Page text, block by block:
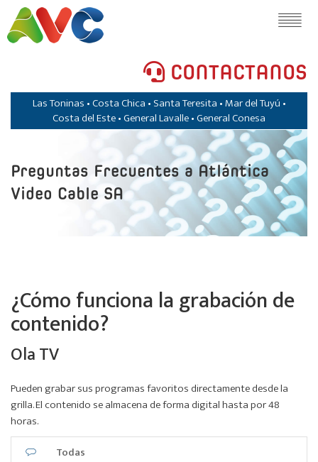
CONTACTANOS
Las Toninas • Costa Chica • Santa Teresita • Mar del Tuyú •
Costa del Este • General Lavalle • General Conesa
Preguntas Frecuentes a Atlántica
Video Cable SA
¿Cómo funciona la grabación de
contenido?
Ola TV
Pueden grabar sus programas favoritos directamente desde la
grilla. El contenido se almacena de forma digital hasta por 48
horas.
Todas